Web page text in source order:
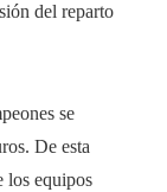
del reparto
se
De esta
los equipos